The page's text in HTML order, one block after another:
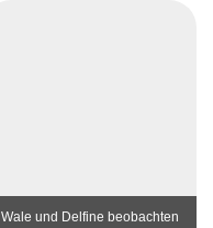
Wale und Delfine beobachten